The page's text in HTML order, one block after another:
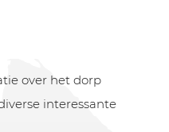
over het dorp
interessante